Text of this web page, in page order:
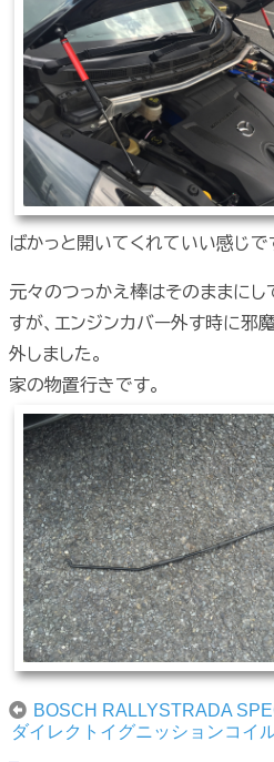
ばかっと開いてくれていい感じで
元々のつっかえ棒はそのままにし
すが、エンジンカバー外す時に邪
外しました。
家の物置行きです。
BOSCH RALLYSTRADA
ダイレクトイグニッションコイ